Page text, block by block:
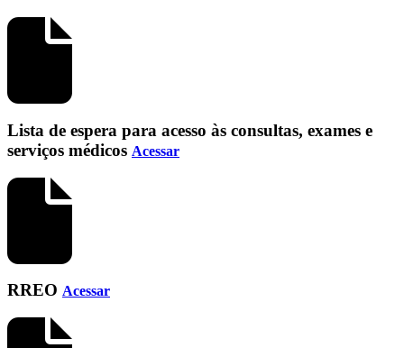
Lista de espera para acesso às consultas, exames e
serviços médicos Acessar
RREO Acessar